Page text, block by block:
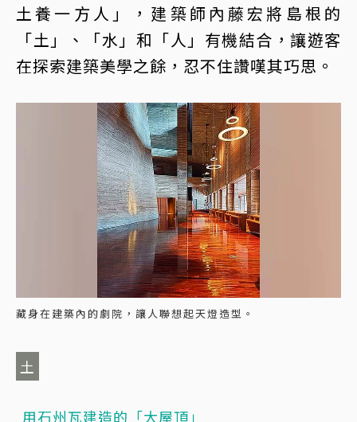
土養一方人」，建築師內藤宏將島根的
「土」、「水」和「人」有機結合，讓遊客
在探索建築美學之餘，忍不住讚嘆其巧思。
藏身在建築內的劇院，讓人聯想起天燈造型。
土
用石州瓦建造的「大屋頂」